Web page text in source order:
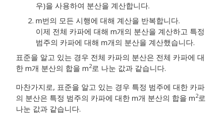
우)을 사용하여 분산을 계산합니다.
m번의 모든 시행에 대해 계산을 반복합니다.
이제 전체 카파에 대해 m개의 분산을 계산하고 특정
범주의 카파에 대해 m개의 분산을 계산했습니다.
표준을 알고 있는 경우 전체 카파의 분산은 전체 카파에 대
한 m개 분산의 합을 m2로 나눈 값과 같습니다.
마찬가지로, 표준을 알고 있는 경우 특정 범주에 대한 카파
의 분산은 특정 범주의 카파에 대한 m개 분산의 합을 m2로
나눈 값과 같습니다.